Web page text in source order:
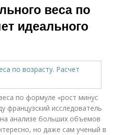
Лишний вес
Веса по росту
Вес по росту
веса по
идеального
по формуле «рост минус
французский исследователь
анализе больших объемов
но даже сам ученый в